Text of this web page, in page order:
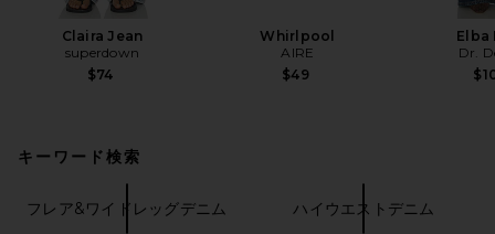
Claira Jean
superdown
$74
Whirlpool
AIRE
$49
Elba
Dr.
キーワード検索
フレア&ワイドレッグデニム ハイウエストデニム